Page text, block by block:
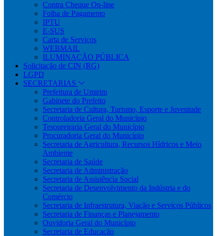
Contra Cheque On-line
Folha de Pagamento
IPTU
E-SUS
Carta de Serviços
WEBMAIL
ILUMINAÇÃO PÚBLICA
Solicitação de CIN (RG)
LGPD
SECRETARIAS
Prefeitura de Umirim
Gabinete do Prefeito
Secretaria de Cultura, Turismo, Esporte e Juventude
Controladoria Geral do Município
Tesoureiraria Geral do Município
Procuradoria Geral do Município
Secretaria de Agricultura, Recursos Hídricos e Meio
Ambiente
Secretaria de Saúde
Secretaria de Administração
Secretaria de Assistência Social
Secretaria de Desenvolvimento da Indústria e do
Comércio
Secretaria de Infraestrutura, Viação e Serviços Públicos
Secretaria de Finanças e Planejamento
Ouvidoria Geral do Município
Secretaria de Educação